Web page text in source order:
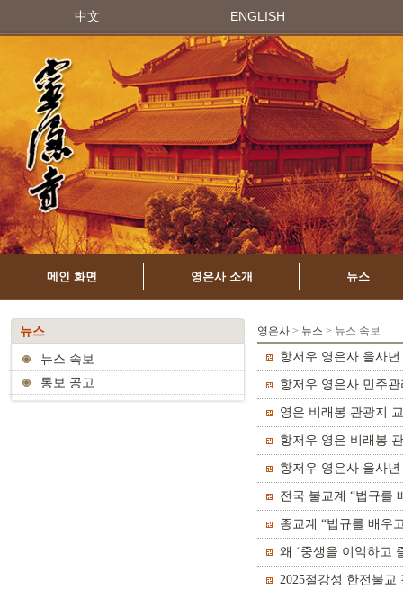
中文 ENGLISH
메인 화면 영은사 소개 뉴스
뉴스
뉴스 속보
통보 공고
영은사 > 뉴스 > 뉴스 속보
항저우 영은사 을사
항저우 영은사 민주
안’이라는 학습 회의
영은 비래봉 관광지
항저우 영은 비래봉
항저우 영은사 을사
전국 불교계 “법규를
이징에서 개최되다
종교계 “법규를 배우
왜 ‘중생을 이익하고
2025절강성 한전불